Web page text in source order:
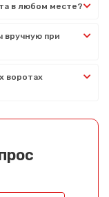
в любом месте?
вручную при
воротах